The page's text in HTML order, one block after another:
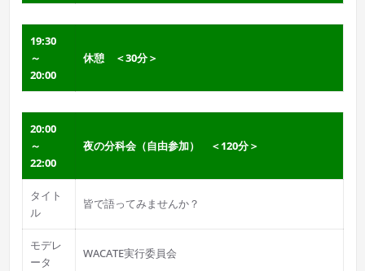
19:30
～
20:00
休憩 ＜30分＞
20:00
～
22:00
夜の分科会（自由参加） ＜120分＞
タイト
ル
皆で語ってみませんか？
モデレ
ータ
WACATE実行委員会